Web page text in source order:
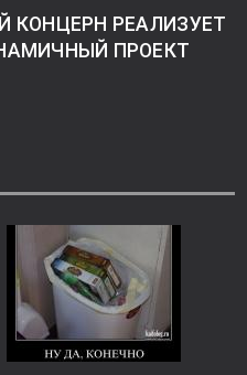
КОНЦЕРН РЕАЛИЗУЕТ
ПРОЕКТ